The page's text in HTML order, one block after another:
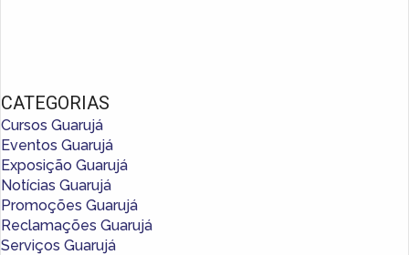
CATEGORIAS
Cursos Guarujá
Eventos Guarujá
Exposição Guarujá
Notícias Guarujá
Promoções Guarujá
Reclamações Guarujá
Serviços Guarujá